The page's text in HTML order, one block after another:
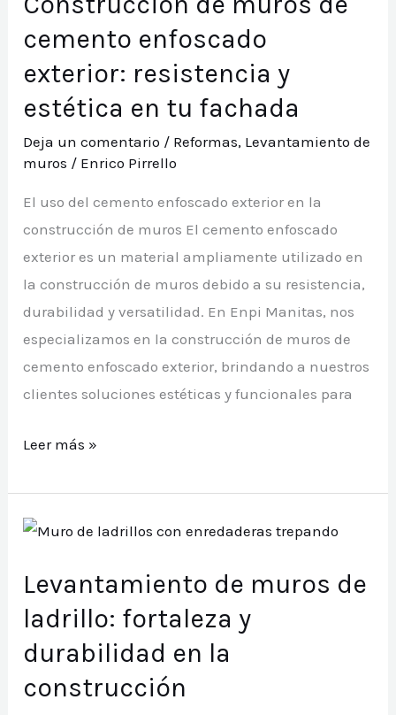
en
la
construcción
cemento enfoscado
exterior: resistencia y
estética en tu fachada
Deja un comentario / Reformas, Levantamiento de
muros / Enrico Pirrello
El uso del cemento enfoscado exterior en la
construcción de muros El cemento enfoscado
exterior es un material ampliamente utilizado en
la construcción de muros debido a su resistencia,
durabilidad y versatilidad. En Enpi Manitas, nos
especializamos en la construcción de muros de
cemento enfoscado exterior, brindando a nuestros
clientes soluciones estéticas y funcionales para
Construcción
muros
de
enfoscado
exterior:
y
estética
Leer más »
Levantamiento de muros de
ladrillo: fortaleza y
durabilidad en la
construcción